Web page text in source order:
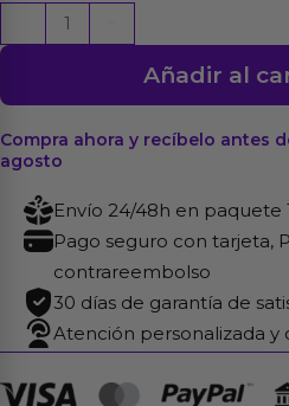
Masturbador
Original
Cup
Extra
Gentle
cantidad
Añadir al
Compra ahora y recíbelo antes
agosto
Envío 24/48h en paquete
Pago seguro con tarjeta,
contrareembolso
30 días de garantía de
Atención personalizada y